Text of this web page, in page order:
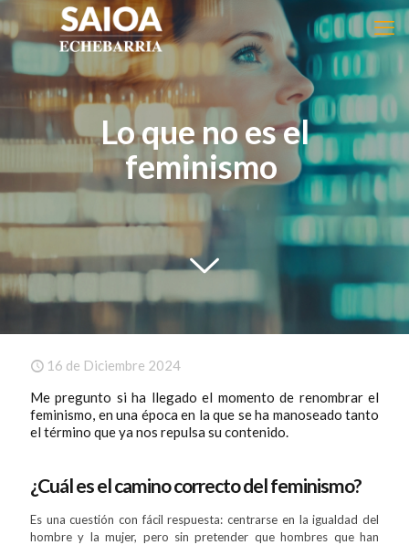
Lo que no es el
feminismo
16 de Diciembre 2024
Me pregunto si ha llegado el momento de renombrar el
feminismo, en una época en la que se ha manoseado tanto
el término que ya nos repulsa su contenido.
¿Cuál es el camino correcto del feminismo?
Es una cuestión con fácil respuesta: centrarse en la igualdad del
hombre y la mujer, pero sin pretender que hombres que han